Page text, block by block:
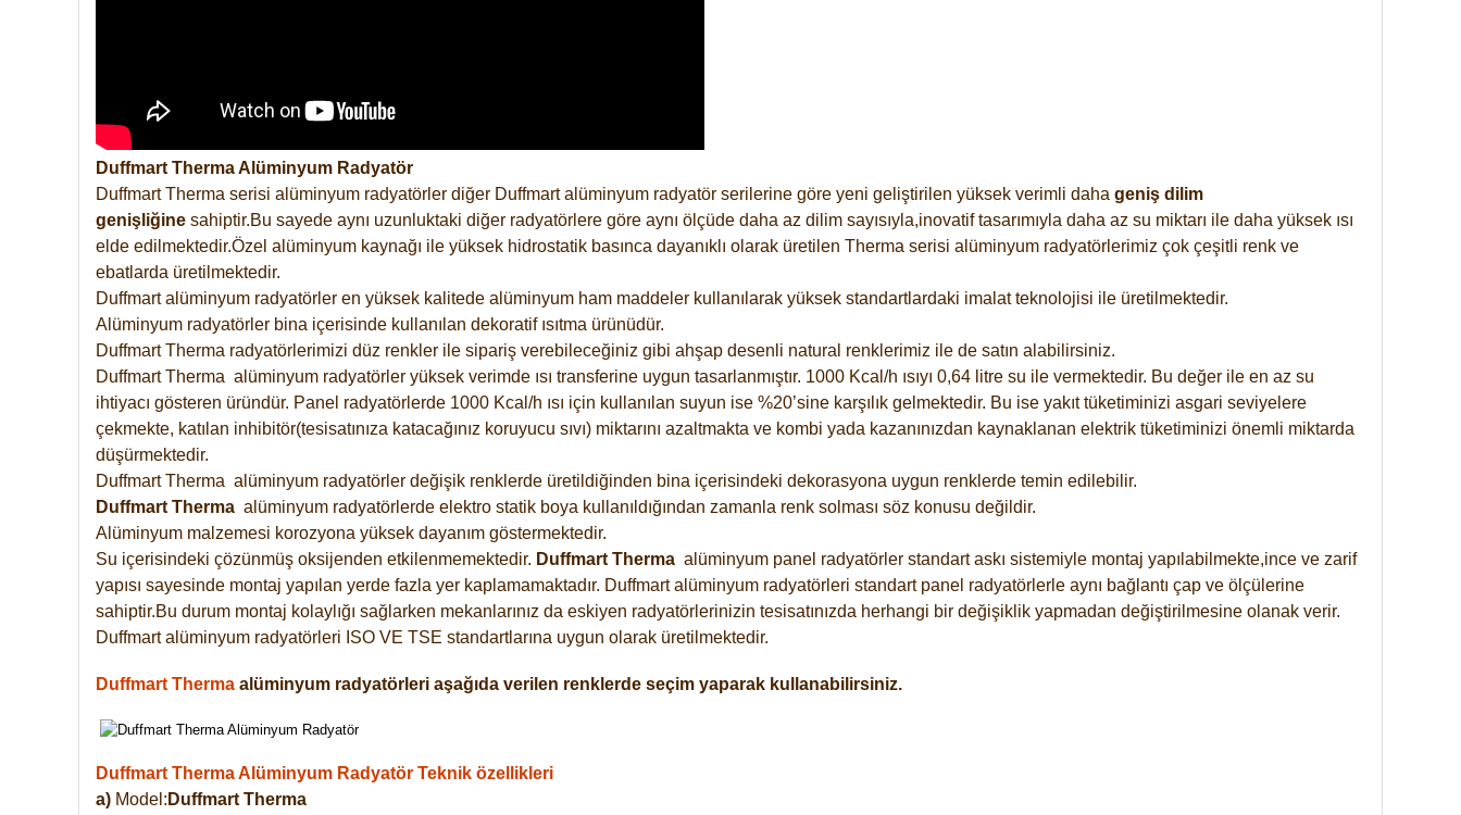
Duffmart Therma Alüminyum Radyatör
Duffmart Therma serisi alüminyum radyatörler diğer Duffmart alüminyum radyatör serilerine göre yeni geliştirilen yüksek verimli daha geniş dilim
genişliğine sahiptir.Bu sayede aynı uzunluktaki diğer radyatörlere göre aynı ölçüde daha az dilim sayısıyla,inovatif tasarımıyla daha az su miktarı ile daha yüksek ısı
elde edilmektedir.Özel alüminyum kaynağı ile yüksek hidrostatik basınca dayanıklı olarak üretilen Therma serisi alüminyum radyatörlerimiz çok çeşitli renk ve
ebatlarda üretilmektedir.
Duffmart alüminyum radyatörler en yüksek kalitede alüminyum ham maddeler kullanılarak yüksek standartlardaki imalat teknolojisi ile üretilmektedir.
Alüminyum radyatörler bina içerisinde kullanılan dekoratif ısıtma ürünüdür.
Duffmart Therma radyatörlerimizi düz renkler ile sipariş verebileceğiniz gibi ahşap desenli natural renklerimiz ile de satın alabilirsiniz.
Duffmart Therma alüminyum radyatörler yüksek verimde ısı transferine uygun tasarlanmıştır. 1000 Kcal/h ısıyı 0,64 litre su ile vermektedir. Bu değer ile en az su
ihtiyacı gösteren üründür. Panel radyatörlerde 1000 Kcal/h ısı için kullanılan suyun ise %20’sine karşılık gelmektedir. Bu ise yakıt tüketiminizi asgari seviyelere
çekmekte, katılan inhibitör(tesisatınıza katacağınız koruyucu sıvı) miktarını azaltmakta ve kombi yada kazanınızdan kaynaklanan elektrik tüketiminizi önemli miktarda
düşürmektedir.
Duffmart Therma alüminyum radyatörler değişik renklerde üretildiğinden bina içerisindeki dekorasyona uygun renklerde temin edilebilir.
Duffmart Therma alüminyum radyatörlerde elektro statik boya kullanıldığından zamanla renk solması söz konusu değildir.
Alüminyum malzemesi korozyona yüksek dayanım göstermektedir.
Su içerisindeki çözünmüş oksijenden etkilenmemektedir. Duffmart Therma alüminyum panel radyatörler standart askı sistemiyle montaj yapılabilmekte,ince ve zarif
yapısı sayesinde montaj yapılan yerde fazla yer kaplamamaktadır. Duffmart alüminyum radyatörleri standart panel radyatörlerle aynı bağlantı çap ve ölçülerine
sahiptir.Bu durum montaj kolaylığı sağlarken mekanlarınız da eskiyen radyatörlerinizin tesisatınızda herhangi bir değişiklik yapmadan değiştirilmesine olanak verir.
Duffmart alüminyum radyatörleri ISO VE TSE standartlarına uygun olarak üretilmektedir.
Duffmart Therma alüminyum radyatörleri aşağıda verilen renklerde seçim yaparak kullanabilirsiniz.
Duffmart Therma Alüminyum Radyatör Teknik özellikleri
a) Model: Duffmart Therma